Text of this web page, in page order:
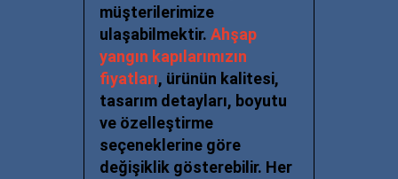
müşterilerimize
ulaşabilmektir. Ahşap
yangın kapılarımızın
fiyatları, ürünün kalitesi,
tasarım detayları, boyutu
ve özelleştirme
seçeneklerine göre
değişiklik gösterebilir. Her